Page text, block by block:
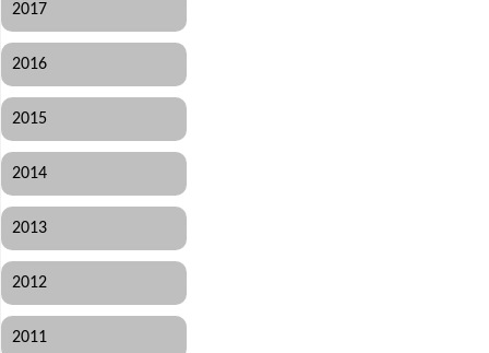
2017
2016
2015
2014
2013
2012
2011